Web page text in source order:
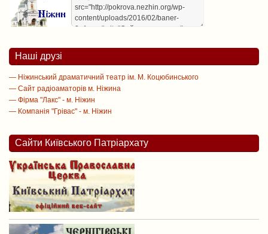
Наші друзі
— Ніжинський драматичний театр ім. М. Коцюбинського
— Сайт радіоаматорів м. Ніжина
— Фірма "Лакс" - м. Ніжин
— Компанія "Грівас" - м. Ніжин
Сайти Київського Патріархату